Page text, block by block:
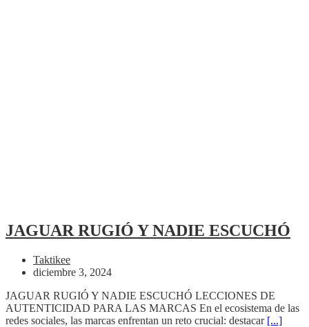
JAGUAR RUGIÓ Y NADIE ESCUCHÓ
Taktikee
diciembre 3, 2024
JAGUAR RUGIÓ Y NADIE ESCUCHÓ LECCIONES DE
AUTENTICIDAD PARA LAS MARCAS En el ecosistema de las
redes sociales, las marcas enfrentan un reto crucial: destacar [...]